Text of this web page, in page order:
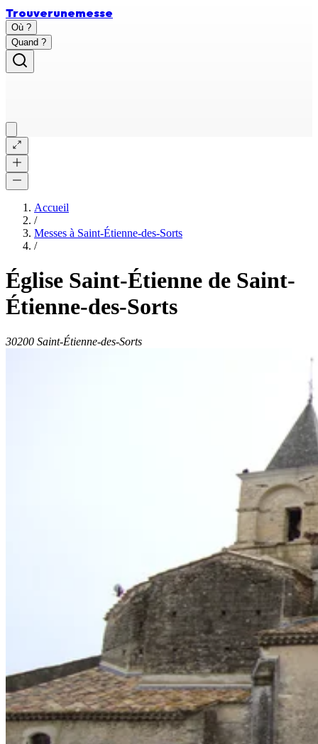
Trouverunemesse
Où ?
Quand ?
Accueil
/
Messes à Saint-Étienne-des-Sorts
/
Église Saint-Étienne de Saint-
Étienne-des-Sorts
30200 Saint-Étienne-des-Sorts